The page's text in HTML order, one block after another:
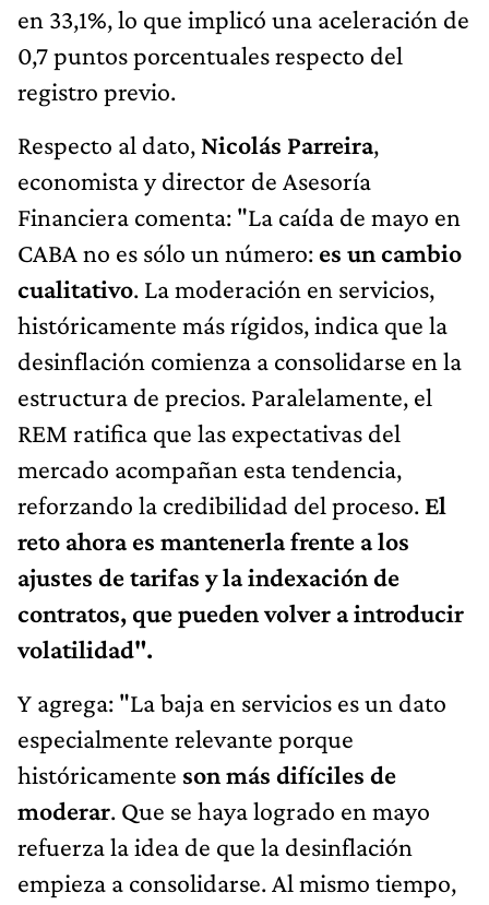
en 33,1%, lo que implicó una aceleración de
0,7 puntos porcentuales respecto del
registro previo.
Respecto al dato, Nicolás Parreira,
economista y director de Asesoría
Financiera comenta: "La caída de mayo en
CABA no es sólo un número: es un cambio
cualitativo. La moderación en servicios,
históricamente más rígidos, indica que la
desinflación comienza a consolidarse en la
estructura de precios. Paralelamente, el
REM ratifica que las expectativas del
mercado acompañan esta tendencia,
reforzando la credibilidad del proceso. El
reto ahora es mantenerla frente a los
ajustes de tarifas y la indexación de
contratos, que pueden volver a introducir
volatilidad".
Y agrega: "La baja en servicios es un dato
especialmente relevante porque
históricamente son más difíciles de
moderar. Que se haya logrado en mayo
refuerza la idea de que la desinflación
empieza a consolidarse. Al mismo tiempo,